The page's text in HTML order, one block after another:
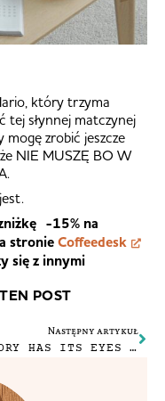
który trzyma
tej słynnej matczynej
mogę zrobić jeszcze
NIE MUSZĘ BO W
-15% na
stronieCoffeedesk
się z innymi
POST
Następny artykuł
HISTORY HAS ITS EYES ON YOU